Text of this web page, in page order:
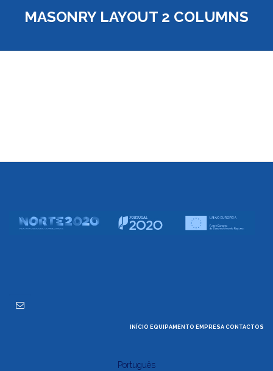
MASONRY LAYOUT 2 COLUMNS

INÍCIO EQUIPAMENTO EMPRESA CONTACTOS
Português